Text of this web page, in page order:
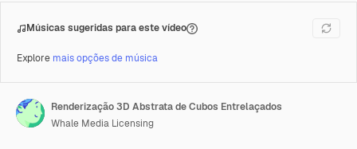
Músicas sugeridas para este vídeo
Explore mais opções de música
Renderização 3D Abstrata de Cubos Entrelaçados
Whale Media Licensing